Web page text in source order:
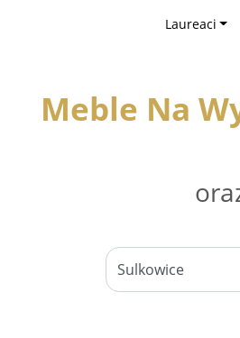
Laureaci
Meble Na